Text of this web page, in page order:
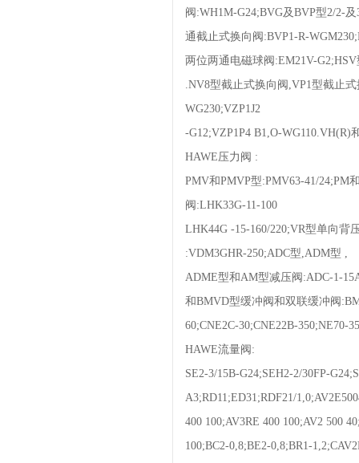
阀:WH1M-G24;BVG及BVP型2/2-
通截止式换向阀:BVP1-R-
两位两通电磁球阀:EM21V-
.NV8型截止式换向阀,VP1型截止
WG230;VZP1J2
-G12;VZP1P4 B1,O-
HAWE压力阀 :
PMV和PMVP型:PMV63-41/24;PM
阀:LHK33G-11-100
LHK44G -15-160/220;VR型单向背
:VDM3GHR-250;ADC型,ADM型 ,
ADME型和AM型减压阀:ADC-1-
和BMVD型缓冲阀和双联缓冲阀
60;CNE2C-30;CNE22B-350;NE70-
HAWE流量阀:
SE2-3/15B-G24;SEH2-2/30FP-
A3;RD11;ED31;RDF21/
400 100;AV3RE 400 100;AV2 500
100;BC2-0,8;BE2-0,8;BR1-